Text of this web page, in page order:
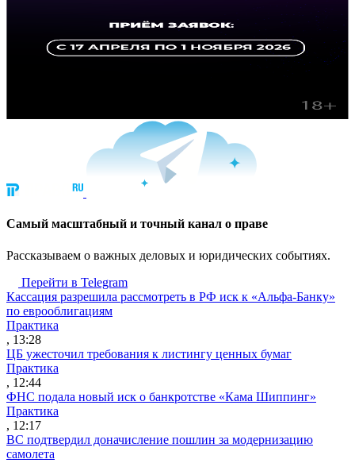
Cамый масштабный и точный канал о праве
Рассказываем о важных деловых и юридических событиях.
Перейти в Telegram
Кассация разрешила рассмотреть в РФ иск к «Альфа-Банку»
по еврооблигациям
Практика
, 13:28
ЦБ ужесточил требования к листингу ценных бумаг
Практика
, 12:44
ФНС подала новый иск о банкротстве «Кама Шиппинг»
Практика
, 12:17
ВС подтвердил доначисление пошлин за модернизацию
самолета